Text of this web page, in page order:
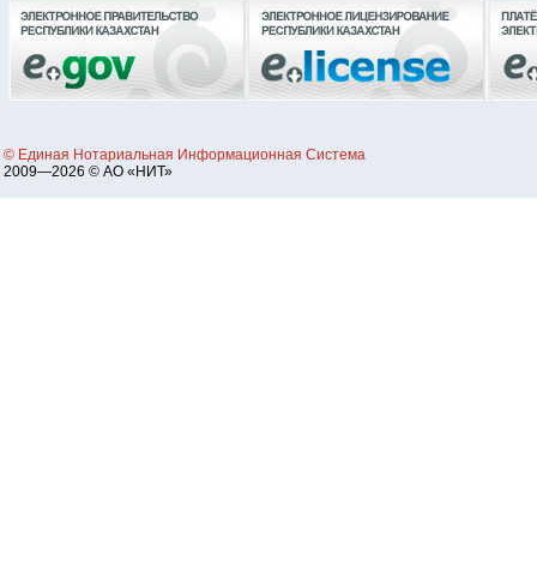
© Единая Нотариальная Информационная Система
2009—2026 © АО «НИТ»